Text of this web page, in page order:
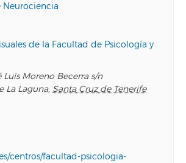
Neurociencia
de la Facultad de Psicología y
Luis Moreno Becerra s/n
La Laguna, Santa Cruz de Tenerife
centros/facultad-psicologia-